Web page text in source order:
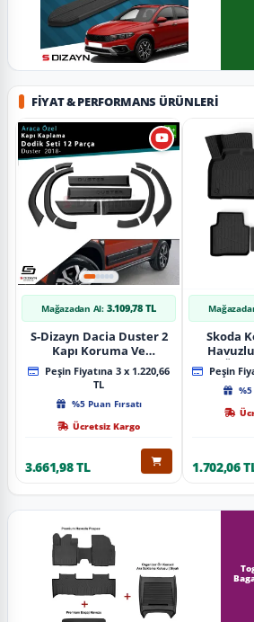
FIYAT & PERFORMANS ÜRÜNLERI
Mağazadan Al: 3.109,78 TL
S-Dizayn Dacia Duster 2
Kapı Koruma Ve
Çamurluk Kaplaması
Dodik Seti 2018 Üzeri A+
Kalite
Peşin Fiyatına 3 x 1.220,66
TL
%5 Puan Fırsatı
Ücretsiz Kargo
3.661,98 TL
Skoda
Peşin
%5
1.702,06